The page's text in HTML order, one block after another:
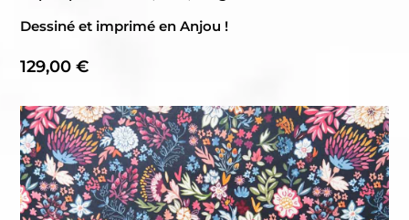
Dessiné et imprimé en Anjou !
129,00€